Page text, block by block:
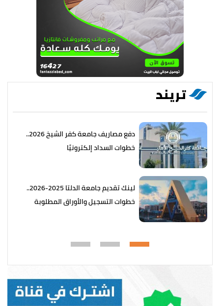
تريند
دفع مصاريف جامعة كفر الشيخ 2026..
خطوات السداد إلكترونيًا
لينك تقديم جامعة الدلتا 2025-2026..
خطوات التسجيل والأوراق المطلوبة